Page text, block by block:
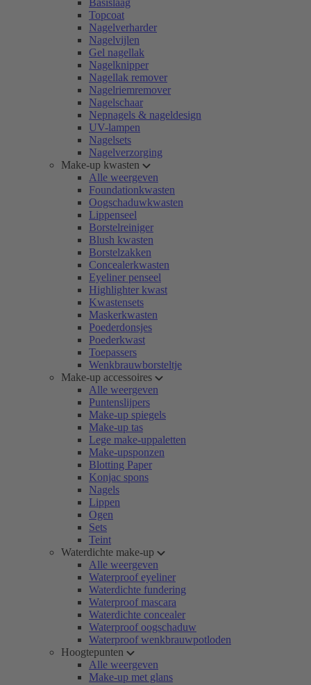
Basislaag
Topcoat
Nagelverharder
Nagelvijlen
Gel nagellak
Nagelknipper
Nagellak remover
Nagelriemremover
Nagelschaar
Nepnagels & nageldesign
UV-lampen
Nagelsets
Nagelverzorging
Make-up kwasten
Alle weergeven
Foundationkwasten
Oogschaduwkwasten
Lippenseel
Borstelreiniger
Blush kwasten
Borstelzakken
Concealerkwasten
Eyeliner penseel
Highlighter kwast
Kwastensets
Maskerkwasten
Poederdonsjes
Poederkwast
Toepassers
Wenkbrauwborsteltje
Make-up accessoires
Alle weergeven
Puntenslijpers
Make-up spiegels
Make-up tas
Lege make-uppaletten
Make-upsponzen
Blotting Paper
Konjac spons
Nagels
Lippen
Ogen
Sets
Teint
Waterdichte make-up
Alle weergeven
Waterproof eyeliner
Waterdichte fundering
Waterproof mascara
Waterdichte concealer
Waterproof oogschaduw
Waterproof wenkbrauwpotloden
Hoogtepunten
Alle weergeven
Make-up met glans